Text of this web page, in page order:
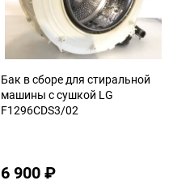
Бак в сборе для стиральной
машины с сушкой LG
F1296CDS3/02
6 900₽